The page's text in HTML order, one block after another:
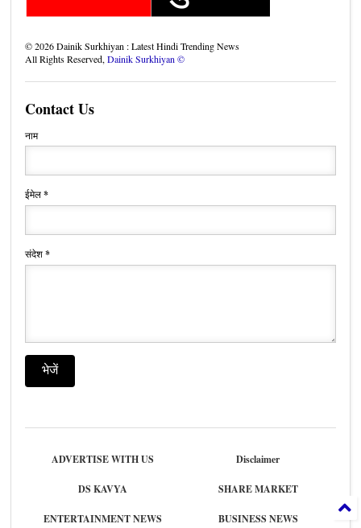
©2026Dainik Surkhiyan : Latest Hindi Trending News
All Rights Reserved,Dainik Surkhiyan ©
Contact Us
नाम
ईमेल*
संदेश*
ADVERTISE WITH US Disclaimer
DS KAVYA SHARE MARKET
ENTERTAINMENT NEWS BUSINESS NEWS